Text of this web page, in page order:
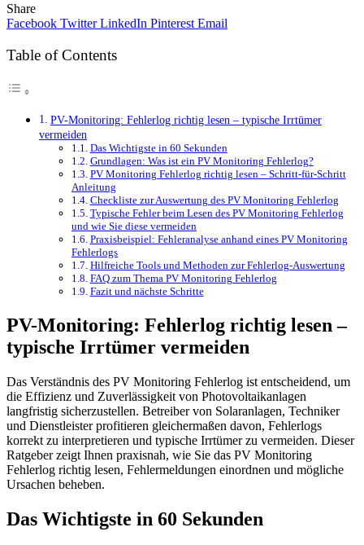
Share
Facebook Twitter LinkedIn Pinterest Email
Table of Contents
PV-Monitoring: Fehlerlog richtig lesen – typische Irrtümer
vermeiden
Das Wichtigste in 60 Sekunden
Grundlagen: Was ist ein PV Monitoring Fehlerlog?
PV Monitoring Fehlerlog richtig lesen – Schritt-für-Schritt
Anleitung
Checkliste zur Auswertung des PV Monitoring Fehlerlog
Typische Fehler beim Lesen des PV Monitoring Fehlerlog
und wie Sie diese vermeiden
Praxisbeispiel: Fehleranalyse anhand eines PV Monitoring
Fehlerlogs
Hilfreiche Tools und Methoden zur Fehlerlog-Auswertung
FAQ zum Thema PV Monitoring Fehlerlog
Fazit und nächste Schritte
PV-Monitoring: Fehlerlog richtig lesen –
typische Irrtümer vermeiden
Das Verständnis des PV Monitoring Fehlerlog ist entscheidend, um
die Effizienz und Zuverlässigkeit von Photovoltaikanlagen
langfristig sicherzustellen. Betreiber von Solaranlagen, Techniker
und Dienstleister profitieren gleichermaßen davon, Fehlerlogs
korrekt zu interpretieren und typische Irrtümer zu vermeiden. Dieser
Ratgeber zeigt Ihnen praxisnah, wie Sie das PV Monitoring
Fehlerlog richtig lesen, Fehlermeldungen einordnen und mögliche
Ursachen beheben.
Das Wichtigste in 60 Sekunden